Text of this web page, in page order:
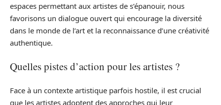
espaces permettant aux artistes de s’épanouir, nous
favorisons un dialogue ouvert qui encourage la diversité
dans le monde de l’art et la reconnaissance d’une créativité
authentique.
Quelles pistes d’action pour les artistes ?
Face à un contexte artistique parfois hostile, il est crucial
que les artistes adoptent des approches qui leur